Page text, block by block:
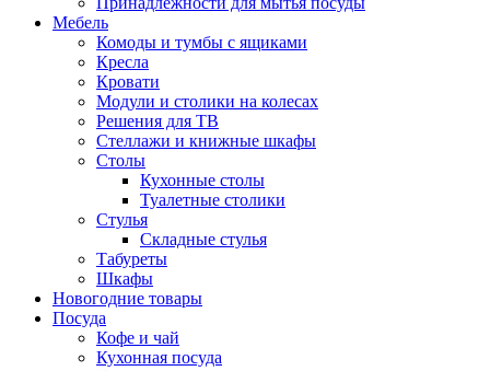
Мебель
Комоды и тумбы с ящиками
Кресла
Кровати
Модули и столики на колесах
Решения для ТВ
Стеллажи и книжные шкафы
Столы
Кухонные столы
Туалетные столики
Стулья
Складные стулья
Табуреты
Шкафы
Новогодние товары
Посуда
Кофе и чай
Кухонная посуда